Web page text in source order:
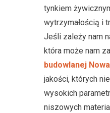
tynkiem
wytrzymałością i
Jeśli zależy nam
która może nam
budowlanej
jakości, których
wysokich
niszowych